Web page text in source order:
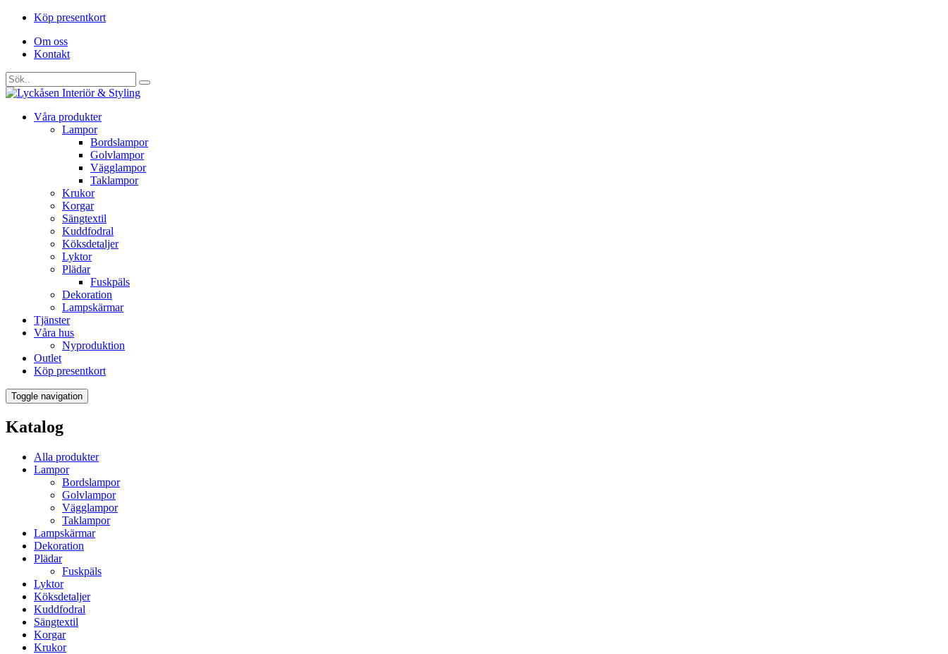
Köp presentkort
Om oss
Kontakt
Våra produkter
Lampor
Bordslampor
Golvlampor
Vägglampor
Taklampor
Krukor
Korgar
Sängtextil
Kuddfodral
Köksdetaljer
Lyktor
Plädar
Fuskpäls
Dekoration
Lampskärmar
Tjänster
Våra hus
Nyproduktion
Outlet
Köp presentkort
Toggle navigation
Katalog
Alla produkter
Lampor
Bordslampor
Golvlampor
Vägglampor
Taklampor
Lampskärmar
Dekoration
Plädar
Fuskpäls
Lyktor
Köksdetaljer
Kuddfodral
Sängtextil
Korgar
Krukor